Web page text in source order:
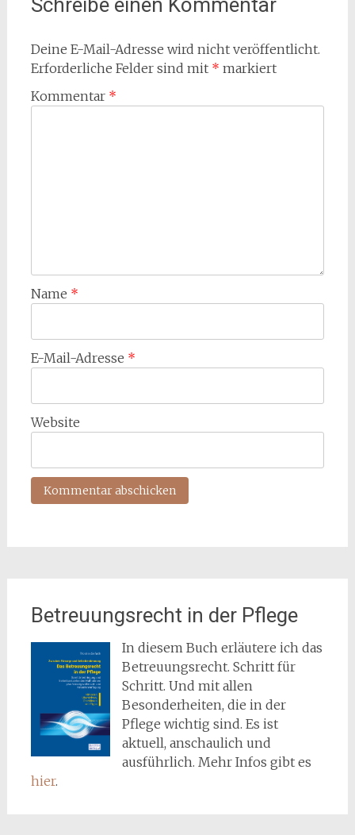
Schreibe einen Kommentar
Deine E-Mail-Adresse wird nicht veröffentlicht.
Erforderliche Felder sind mit * markiert
Kommentar *
Name *
E-Mail-Adresse *
Website
Betreuungsrecht in der Pflege
In diesem Buch erläutere ich das
Betreuungsrecht. Schritt für
Schritt. Und mit allen
Besonderheiten, die in der
Pflege wichtig sind. Es ist
aktuell, anschaulich und
ausführlich. Mehr Infos gibt es
hier.